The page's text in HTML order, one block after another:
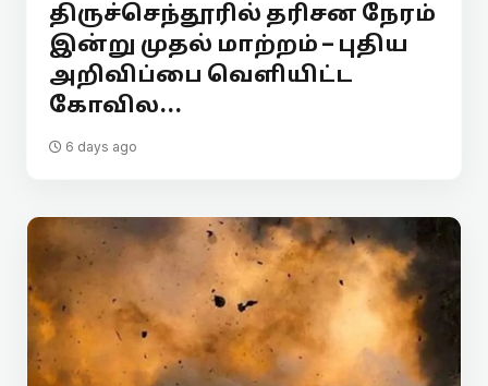
திருச்செந்தூரில் தரிசன நேரம்
இன்று முதல் மாற்றம் – புதிய
அறிவிப்பை வெளியிட்ட
கோவில...
6 days ago